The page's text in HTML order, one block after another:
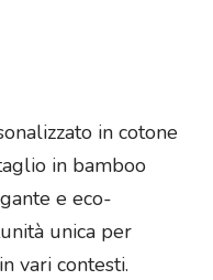
in cotone
in bamboo
e eco-
unica per
vari contesti.